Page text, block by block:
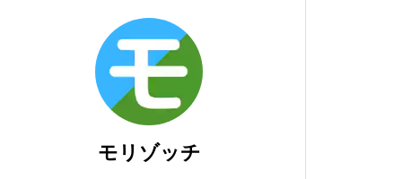
『トップガン マーヴェリック』
はなくとも
モリゾッチ